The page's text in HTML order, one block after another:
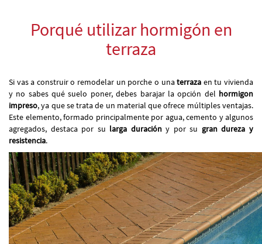
Porqué utilizar hormigón en
terraza
Si vas a construir o remodelar un porche o unaterraza en tu vivienda
y no sabes qué suelo poner, debes barajar la opción del hormigon
impreso, ya que se trata de un material que ofrece múltiples ventajas.
Este elemento, formado principalmente por agua, cemento y algunos
agregados, destaca por su larga duracióny por su gran dureza y
resistencia.